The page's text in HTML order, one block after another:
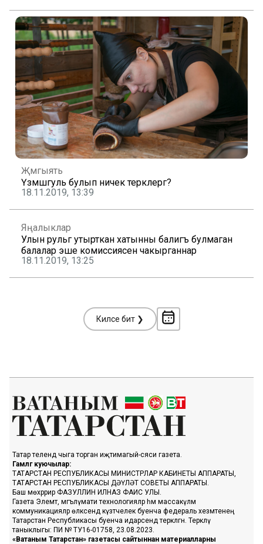
Җәмгыять
Үзмәшгуль булып ничек теркәлергә?
18.11.2019, 13:39
Яңалыклар
Улын рульгә утырткан хатынны балигъ булмаган
балалар эше комиссиясенә чакырганнар
18.11.2019, 13:25
Киләсе бит ❯
Татар телендә чыга торган иҗтимагый-сәяси газета.
Гамәлгә куючылар:
ТАТАРСТАН РЕСПУБЛИКАСЫ МИНИСТРЛАР КАБИНЕТЫ АППАРАТЫ,
ТАТАРСТАН РЕСПУБЛИКАСЫ ДӘҮЛӘТ СОВЕТЫ АППАРАТЫ.
Баш мөхәррир ФАЗУЛЛИН ИЛНАЗ ФАИС УЛЫ.
Газета Элемтә, мәгълүмати технологияләр һәм массакүләм
коммуникацияләр өлкәсендә күзәтчелек буенча федераль хезмәтенең
Татарстан Республикасы буенча идарәсендә теркәлгән. Теркәлү
таныклыгы: ПИ № ТУ16-01758, 23.08.2023.
«Ватаным Татарстан» газетасы сайтыннан материалларны